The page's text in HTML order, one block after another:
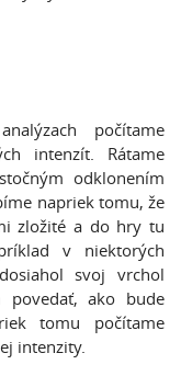
počítame
intenzít. Rátame
odklonením
napriek tomu, že
zložité a do hry tu
v niektorých
svoj vrchol
povedať, ako bude
tomu počítame
intenzity.